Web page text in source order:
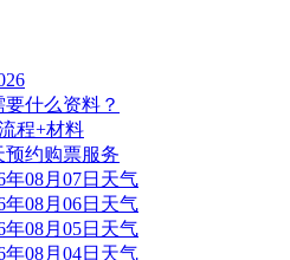
什么资料？
程+材料
预约购票服务
年08月07日天气
年08月06日天气
年08月05日天气
年08月04日天气